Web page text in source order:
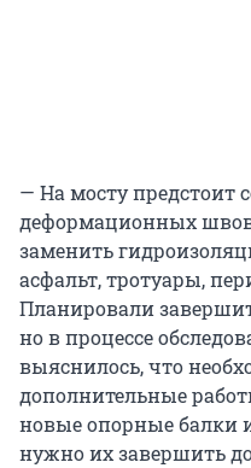
— На мосту предстоит
деформационных
заменить
асфальт, тротуары,
Планировали
но в процессе
выяснилось, что
дополнительные
новые опорные балки
нужно их завершить